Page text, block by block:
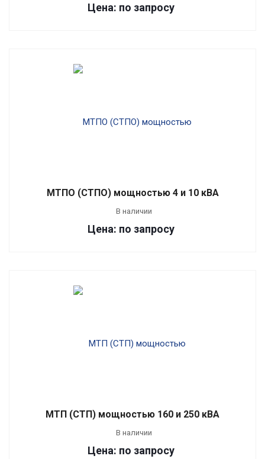
Цена: по запросу
МТПО (СТПО) мощностью 4 и 10 кВА
В наличии
Цена: по запросу
МТП (СТП) мощностью 160 и 250 кВА
В наличии
Цена: по запросу